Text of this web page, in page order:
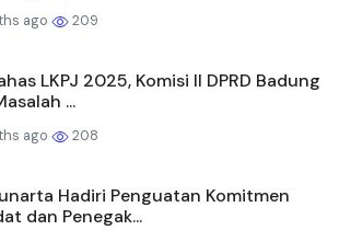
ago 209
LKPJ 2025, Komisi II DPRD Badung
...
ago 208
Hadiri Penguatan Komitmen
dan Penegak...